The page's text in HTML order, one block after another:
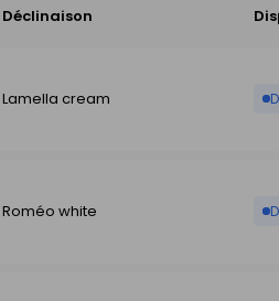
Déclinaison
Lamella cream
Roméo white